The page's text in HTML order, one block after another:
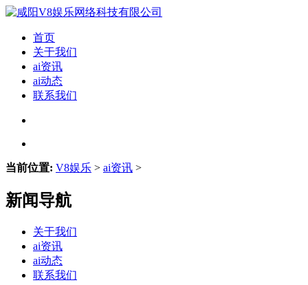
首页
关于我们
ai资讯
ai动态
联系我们
当前位置: V8娱乐 > ai资讯 >
新闻导航
关于我们
ai资讯
ai动态
联系我们